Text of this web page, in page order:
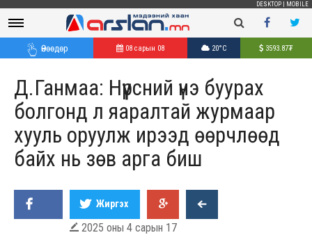
DESKTOP MOBILE
Өнөөдөр 08 сарын 08 20°C 3593.87₮
Д.Ганмаа: Нүүрсний үнэ буурах
болгонд л яаралтай журмаар
хууль оруулж ирээд өөрчлөөд
байх нь зөв арга биш
Жиргэх
 2025 оны 4 сарын 17